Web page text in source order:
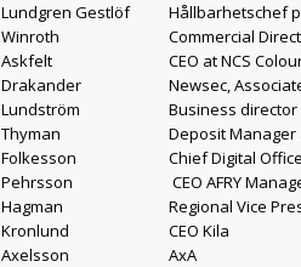
Lundgren Gestlöf
Hållbarhetschef
Winroth
Commercial
Askfelt
CEO at NCS
Drakander
Newsec,
Lundström
Business
Thyman
Deposit
Folkesson
Chief Digital
Pehrsson
CEO AFRY
Hagman
Regional Vice
Kronlund
CEO Kila
Axelsson
AxA